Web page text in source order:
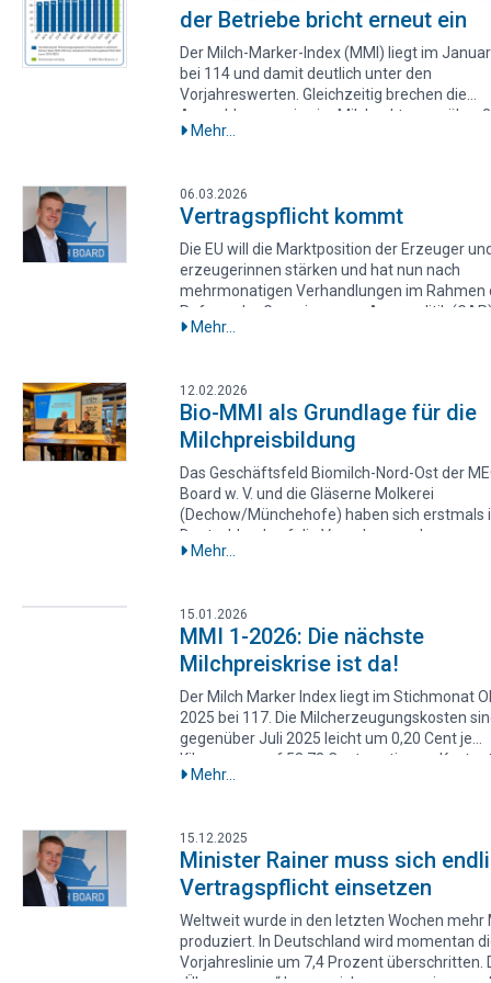
schwindenden Wettbewerb und schlägt u.a.
bewerten – anhand sogenannter Ex-post-
Evaluationen.
der Betriebe bricht erneut ein
Der Milch-Marker-Index (MMI) liegt im
bei 114 und damit deutlich unter den
Vorjahreswerten. Gleichzeitig brechen die
Auszahlungspreise im Milchsektor um über
Prozent ein, während die Produktionskosten
Mehr...
06.03.2026
Vertragspflicht kommt
Die EU will die Marktposition der Erzeuger
erzeugerinnen stärken und hat nun nach
mehrmonatigen Verhandlungen im Rahmen
Reform der Gemeinsamen Agrarpolitik
Ergebnis erzielt: Verpflichtende Verträge
Vertragspflicht zwar positiv, zumal die
inhaltlich verbessert wurden. Durch ihre
Ausgestaltung sollen die wirtschaftlichen
Bedingungen auf den Betrieben besser
werden, und die Preisbildung soll
gestaltet werden.
Mehr...
12.02.2026
Bio-MMI als Grundlage für die
Milchpreisbildung
Das Geschäftsfeld Biomilch-Nord-Ost der
Board w. V. und die Gläserne Molkerei
(Dechow/Münchehofe) haben sich erstmals
Deutschland auf die Verankerung der
Erzeugungskosten für Biomilch in einem
Kilogramm Milch von 27 Erzeugerbetrieben
beliefert die Gläserne Molkerei. Seit
Liefergruppe vor rund zwölf Monaten haben
kontinuierlich Gespräche stattgefunden, in
Vereinbarung gemeinsam entwickelt wurde.
einem festen Anteil am Auszahlungspreis
tatsächliche Kosten- und Erlössituation
Damit werden die wirtschaftlichen
Rahmenbedingungen auf den Höfen
Mehr...
15.01.2026
MMI 1-2026: Die nächste
Milchpreiskrise ist da!
Der Milch Marker Index liegt im Stichmonat
2025 bei 117. Die Milcherzeugungskosten
gegenüber Juli 2025 leicht um 0,20 Cent je
Kilogramm auf 53,73 Cent gestiegen.
waren erneut höhere Aufwendungen für die
Futterkosten.Trotz des nur moderaten
Kostenanstiegs hat sich die Lage spürbar
7 Prozent der Erzeugungskosten konnten
gedeckt werden, weil die Auszahlungspreise
selben Zeitraum deutlich um 3,43 Cent auf
Cent je Kilogramm fielen. Damit rutscht die
Milcherzeugung insgesamt wieder in die
Mehr...
15.12.2025
Minister Rainer muss sich
Vertragspflicht einsetzen
Weltweit wurde in den letzten Wochen mehr
produziert. In Deutschland wird momentan
Vorjahreslinie um 7,4 Prozent überschritten.